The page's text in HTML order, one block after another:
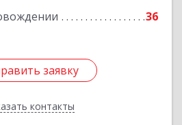
36
заявку
контакты
заявку
Назад